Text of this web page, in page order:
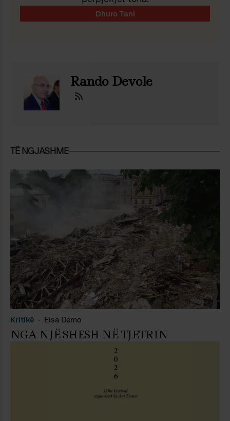
Rando Devole
TË NGJASHME
Kritikë Elsa Demo
NGA NJË SHESH NË TJETRIN